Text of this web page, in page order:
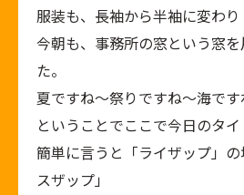
服装も、長袖から半袖に変わり
今朝も、事務所の窓という窓
た。
夏ですね～祭りですね～海で
ということでここで今日のタイ
簡単に言うと「ライザップ」
スザップ」